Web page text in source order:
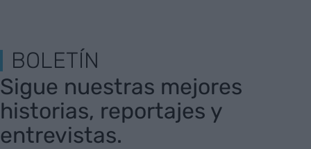
BOLETÍN
Sigue nuestras mejores
historias, reportajes y
entrevistas.